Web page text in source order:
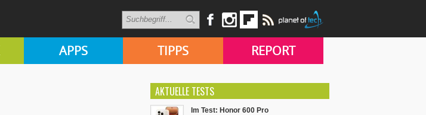
APPS TIPPS REPORT
AKTUELLE TESTS
Im Test: Honor 600 Pro